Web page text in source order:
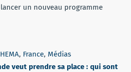
un nouveau programme
, France, Médias
veut prendre sa place : qui sont